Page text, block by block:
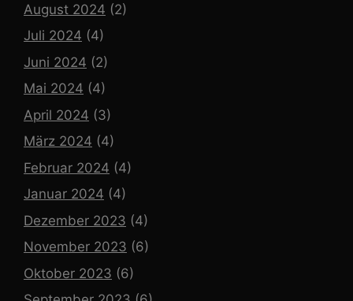
August 2024 (2)
Juli 2024 (4)
Juni 2024 (2)
Mai 2024 (4)
April 2024 (3)
März 2024 (4)
Februar 2024 (4)
Januar 2024 (4)
Dezember 2023 (4)
November 2023 (6)
Oktober 2023 (6)